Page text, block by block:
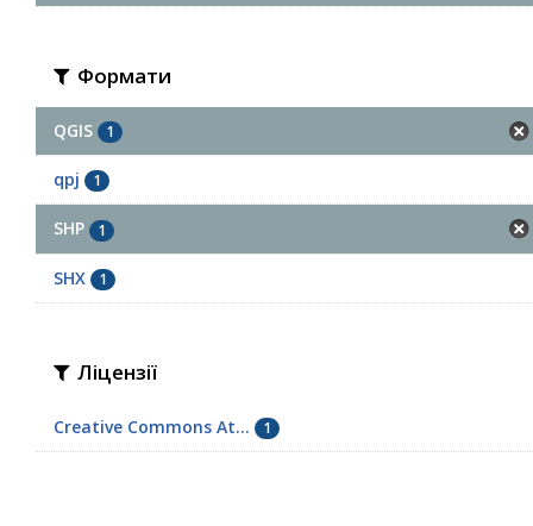
Формати
QGIS 1
qpj 1
SHP 1
SHX 1
Ліцензії
Creative Commons At... 1